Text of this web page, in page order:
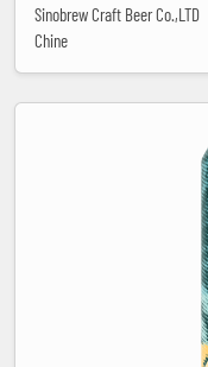
Sinobrew Craft Beer Co.,LTD
Chine